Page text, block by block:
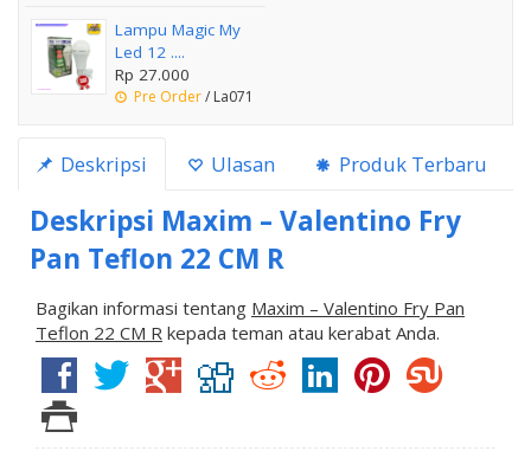
Lampu Magic My
Led 12 ....
Rp 27.000
Pre Order/ La071
Deskripsi Ulasan Produk Terbaru
Deskripsi Maxim – Valentino Fry
Pan Teflon 22 CM R
Bagikan informasi tentang Maxim – Valentino Fry Pan
Teflon 22 CM R kepada teman atau kerabat Anda.